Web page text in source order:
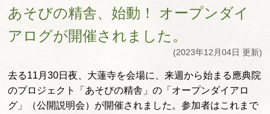
あそびの精舎、始動！ オープンダイ
アログが開催されました。
(2023年12月04日 更新)
去る11月30日夜、大蓮寺を会場に、来週から始まる應典院
のプロジェクト「あそびの精舎」の「オープンダイアロ
グ」（公開説明会）が開催されました。参加者はこれまで